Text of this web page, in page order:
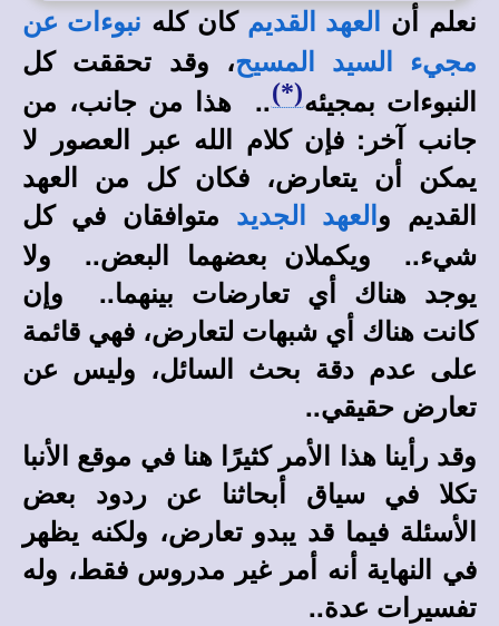
نعلم أن العهد القديم كان كله نبوءات عن
مجيء السيد المسيح، وقد تحققت كل
النبوءات بمجيئه(*).. هذا من جانب، من
جانب آخر: فإن كلام الله عبر العصور لا
يمكن أن يتعارض، فكان كل من العهد
القديم و العهد الجديد
متوافقان في كل
شيء.. ويكملان بعضهما البعض.. ولا
يوجد هناك أي تعارضات بينهما.. وإن
كانت هناك أي شبهات لتعارض، فهي قائمة
على عدم دقة بحث السائل، وليس عن
تعارض حقيقي..
وقد رأينا هذا الأمر كثيرًا هنا في موقع الأنبا
تكلا في سياق أبحاثنا عن ردود بعض
الأسئلة فيما قد يبدو تعارض، ولكنه يظهر
في النهاية أنه أمر غير مدروس فقط، وله
تفسيرات عدة..